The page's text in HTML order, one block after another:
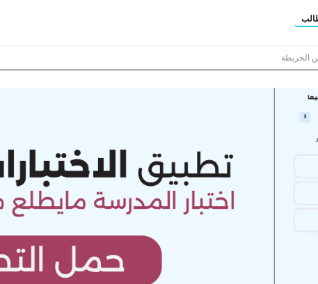
الخريطة